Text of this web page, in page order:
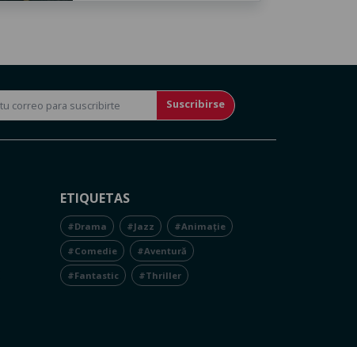
Suscribirse
ETIQUETAS
#Drama #Jazz #Animație
#Comedie #Aventură
#Fantastic #Thriller